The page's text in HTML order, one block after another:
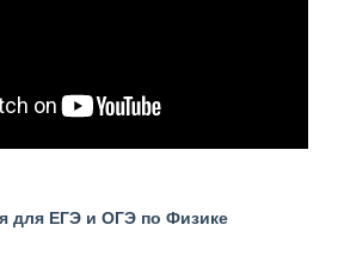
для ЕГЭ и ОГЭ по Физике